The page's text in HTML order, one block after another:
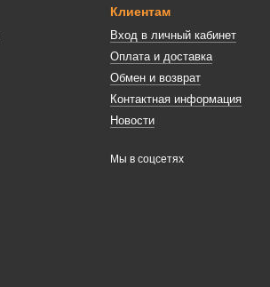
Клиентам
Вход в личный кабинет
Оплата и доставка
Обмен и возврат
Контактная информация
Новости
Мы в соцсетях